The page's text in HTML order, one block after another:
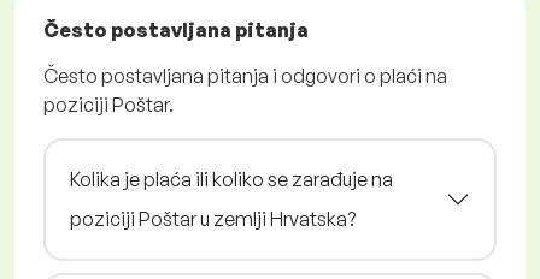
Često postavljana pitanja
Često postavljana pitanja i odgovori o plaći na
poziciji Poštar.
Kolika je plaća ili koliko se zarađuje na
poziciji Poštar u zemlji Hrvatska?